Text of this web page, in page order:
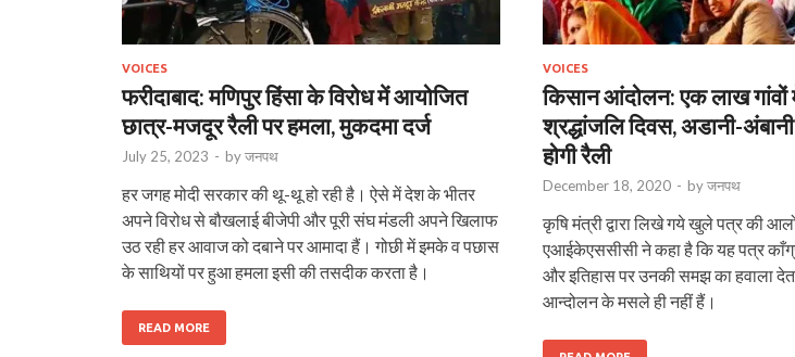
VOICES
फरीदाबाद: मणिपुर हिंसा के विरोध में आयोजित
छात्र-मजदूर रैली पर हमला, मुकदमा दर्ज
July 25, 2023 - byजनपथ
हर जगह मोदी सरकार की थू-थू हो रही है। ऐसे में देश के भीतर
अपने विरोध से बौखलाई बीजेपी और पूरी संघ मंडली अपने खिलाफ
उठ रही हर आवाज को दबाने पर आमादा हैं। गोछी में इमके व पछास
के साथियों पर हुआ हमला इसी की तसदीक करता है।
READ MORE
VOICES
किसान आंदोलन: एक लाख गांवों
श्रद्धांजलि दिवस, अडानी-
होगी रैली
December 18, 2020 - byजनपथ
कृषि मंत्री द्वारा लिखे गये खुले पत्र की
एआईकेएससीसी ने कहा है कि यह पत्र
और इतिहास पर उनकी समझ का हवाला
आन्दोलन के मसले ही नहीं हैं।